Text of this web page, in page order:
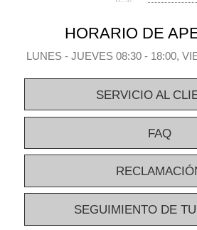
HORARIO DE
LUNES - JUEVES 08:30 - 18:00,
SERVICIO AL
FAQ
SEGUIMIENTO DE